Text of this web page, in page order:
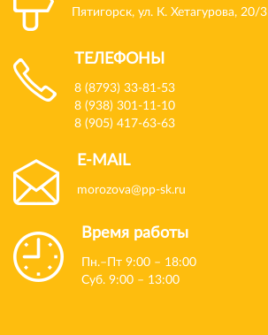
Пятигорск, ул. К. Хетагурова, 20/3
ТЕЛЕФОНЫ
8 (8793) 33-81-53
8 (938) 301-11-10
8 (905) 417-63-63
E-MAIL
morozova@pp-sk.ru
Время работы
Пн.–Пт 9:00 – 18:00
Суб. 9:00 – 13:00